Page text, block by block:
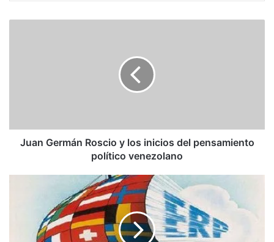
político
venezolano
Juan Germán Roscio y los inicios del pensamiento
político venezolano